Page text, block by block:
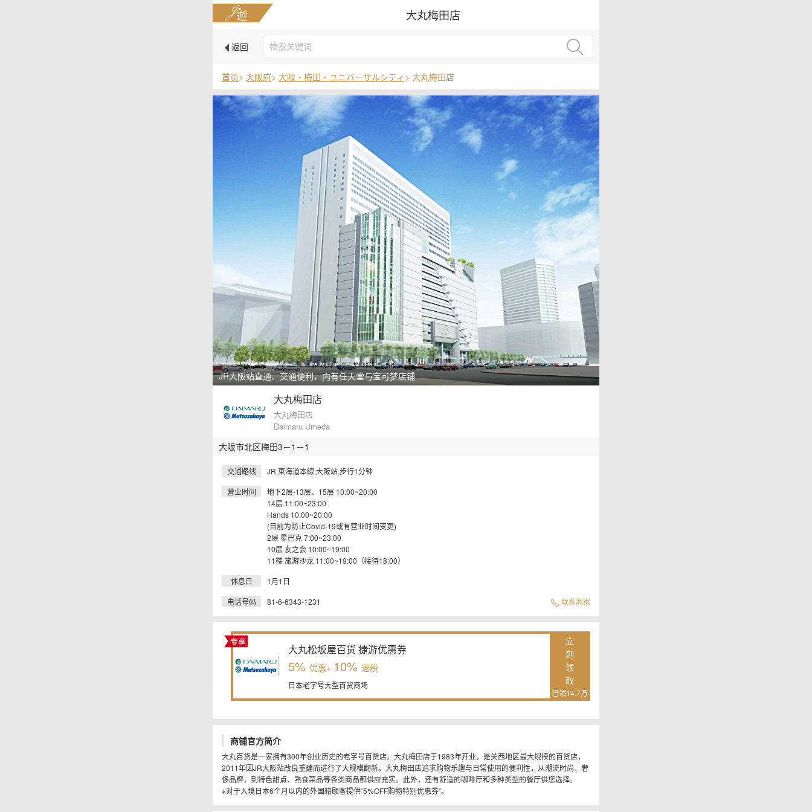
大丸梅田店
返回
首页> 大阪府> 大阪・梅田・ユニバーサルシティ > 大丸梅田店
JR大阪站直通、交通便利，内有任天堂与宝可梦店铺
大丸梅田店
大丸梅田店
Daimaru Umeda
大阪市北区梅田3－1－1
交通路线
JR,東海道本線,大阪站,步行1分钟
营业时间
地下2层-13层、15层 10:00~20:00
14层 11:00~23:00
Hands 10:00~20:00
(目前为防止Covid-19或有营业时间变更)
2层 星巴克 7:00~23:00
10层 友之会 10:00~19:00
11楼 旅游沙龙 11:00~19:00（接待18:00）
休息日
1月1日
电话号码
81-6-6343-1231 联系商家
大丸松坂屋百货 捷游优惠券
5% 优惠+ 10% 退税
日本老字号大型百货商场
立
刻
领
取
已领14.7万
商铺官方简介
大丸百货是一家拥有300年创业历史的老字号百货店。大丸梅田店于1983年开业，是关西地区最大规模的百货店，
2011年因JR大阪站改良重建而进行了大规模翻新。大丸梅田店追求购物乐趣与日常使用的便利性，从潮流时尚、奢
侈品牌，到特色甜点、熟食菜品等各类商品都供应充实。此外，还有舒适的咖啡厅和多种类型的餐厅供您选择。
※对于入境日本6个月以内的外国籍顾客提供“5%OFF购物特别优惠券”。